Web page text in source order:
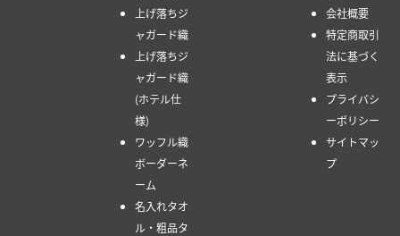
上げ落ちジ
ャガード織
上げ落ちジ
ャガード織
(ホテル仕
様)
ワッフル織
ボーダーネ
ーム
名入れタオ
ル・粗品タ
会社概要
特定商取引
法に基づく
表示
プライバシ
ーポリシー
サイトマッ
プ